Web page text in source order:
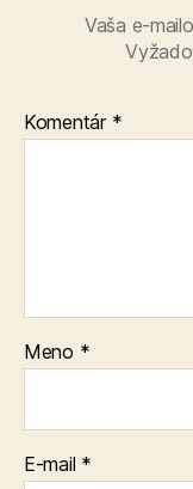
Vaša e-
Komentár *
Meno *
E-mail *